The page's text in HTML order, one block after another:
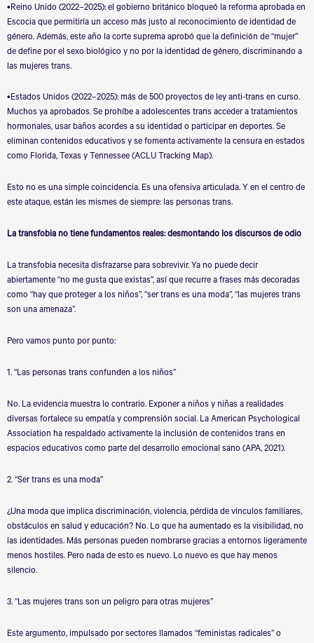
•Reino Unido (2022–2025): el gobierno británico bloqueó la reforma aprobada en
Escocia que permitiría un acceso más justo al reconocimiento de identidad de
género. Además, este año la corte suprema aprobó que la definición de “mujer”
de define por el sexo biológico y no por la identidad de género, discriminando a
las mujeres trans.
•Estados Unidos (2022–2025): más de 500 proyectos de ley anti-trans en curso.
Muchos ya aprobados. Se prohíbe a adolescentes trans acceder a tratamientos
hormonales, usar baños acordes a su identidad o participar en deportes. Se
eliminan contenidos educativos y se fomenta activamente la censura en estados
como Florida, Texas y Tennessee (ACLU Tracking Map).
Esto no es una simple coincidencia. Es una ofensiva articulada. Y en el centro de
este ataque, están les mismes de siempre: las personas trans.
La transfobia no tiene fundamentos reales: desmontando los discursos de odio
La transfobia necesita disfrazarse para sobrevivir. Ya no puede decir
abiertamente “no me gusta que existas”, así que recurre a frases más decoradas
como “hay que proteger a los niños”, “ser trans es una moda”, “las mujeres trans
son una amenaza”.
Pero vamos punto por punto:
1. “Las personas trans confunden a los niños”
No. La evidencia muestra lo contrario. Exponer a niños y niñas a realidades
diversas fortalece su empatía y comprensión social. La American Psychological
Association ha respaldado activamente la inclusión de contenidos trans en
espacios educativos como parte del desarrollo emocional sano (APA, 2021).
2. “Ser trans es una moda”
¿Una moda que implica discriminación, violencia, pérdida de vínculos familiares,
obstáculos en salud y educación? No. Lo que ha aumentado es la visibilidad, no
las identidades. Más personas pueden nombrarse gracias a entornos ligeramente
menos hostiles. Pero nada de esto es nuevo. Lo nuevo es que hay menos
silencio.
3. “Las mujeres trans son un peligro para otras mujeres”
Este argumento, impulsado por sectores llamados “feministas radicales” o